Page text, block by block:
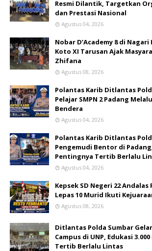
Resmi Dilantik, Targetkan
dan Prestasi Nasional
Agustus 04, 2026
Nobar D’Academy 8 di Nagari
Koto XI Tarusan Ajak
Zhifana
Agustus 08, 2026
Polantas Karib Ditlantas
Pelajar SMPN 2 Padang
Bendera
Agustus 04, 2026
Polantas Karib Ditlantas
Pengemudi Bentor di
Pentingnya Tertib Berlalu
Agustus 04, 2026
Kepsek SD Negeri 22
Lepas 10 Murid Ikuti
Agustus 08, 2026
Ditlantas Polda Sumbar
Campus di UNP, Edukasi
Tertib Berlalu Lintas